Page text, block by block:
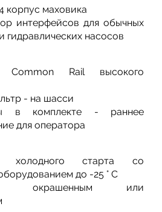
корпус маховика
интерфейсов для обычных
гидравлических насосов
Common Rail высокого
- на шасси
в комплекте - раннее
для оператора
холодного старта со
до -25 ° C
окрашенным или